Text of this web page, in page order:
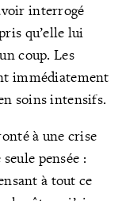
interrogé
qu’elle lui
coup. Les
immédiatement
soins intensifs.
à une crise
pensée :
à tout ce